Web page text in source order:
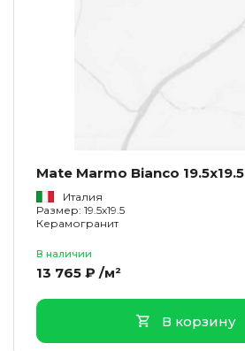
Mate Marmo Bianco 19.5x19.5
Италия
Размер: 19.5x19.5
Керамогранит
В наличии
13 765 ₽ /м²
В корзину